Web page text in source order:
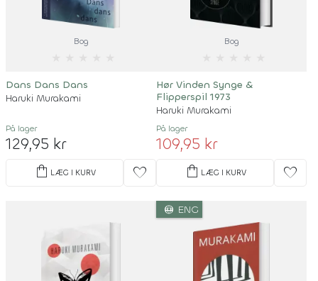
Bog
Dans Dans Dans
Haruki Murakami
På lager
129,95 kr
shopping_bag LÆG I KURV favorite
Bog
Hør Vinden Synge &
Flipperspil 1973
Haruki Murakami
På lager
109,95 kr
shopping_bag LÆG I KURV favorite
language ENG